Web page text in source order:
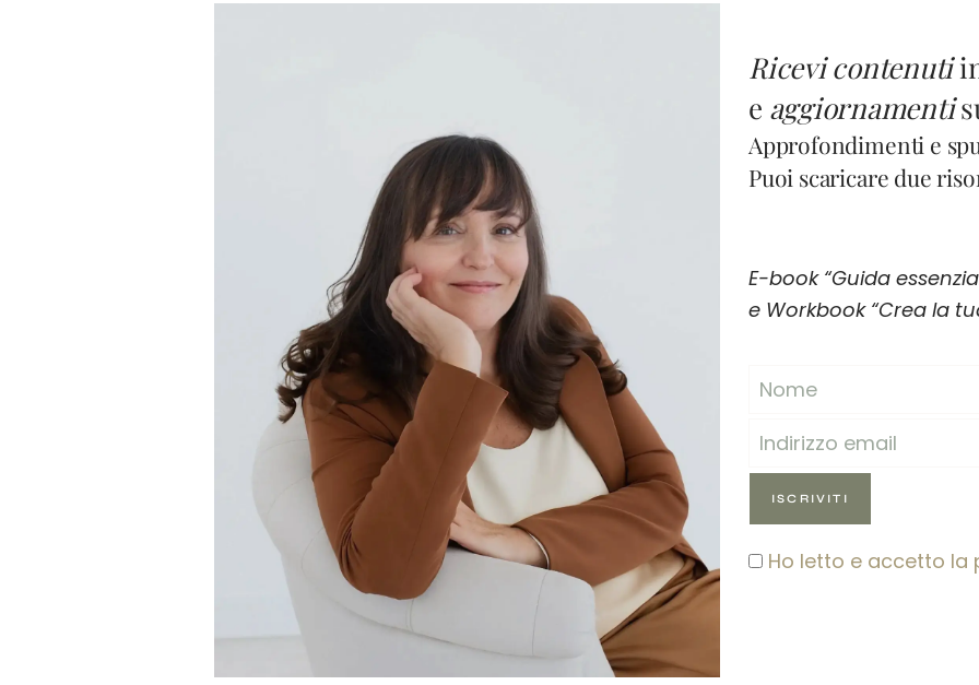
Ricevi contenuti
e aggiornamenti
Approfondimenti e
Puoi scaricare due
E-book “Guida
e Workbook “Crea la
Ho letto e accetto la